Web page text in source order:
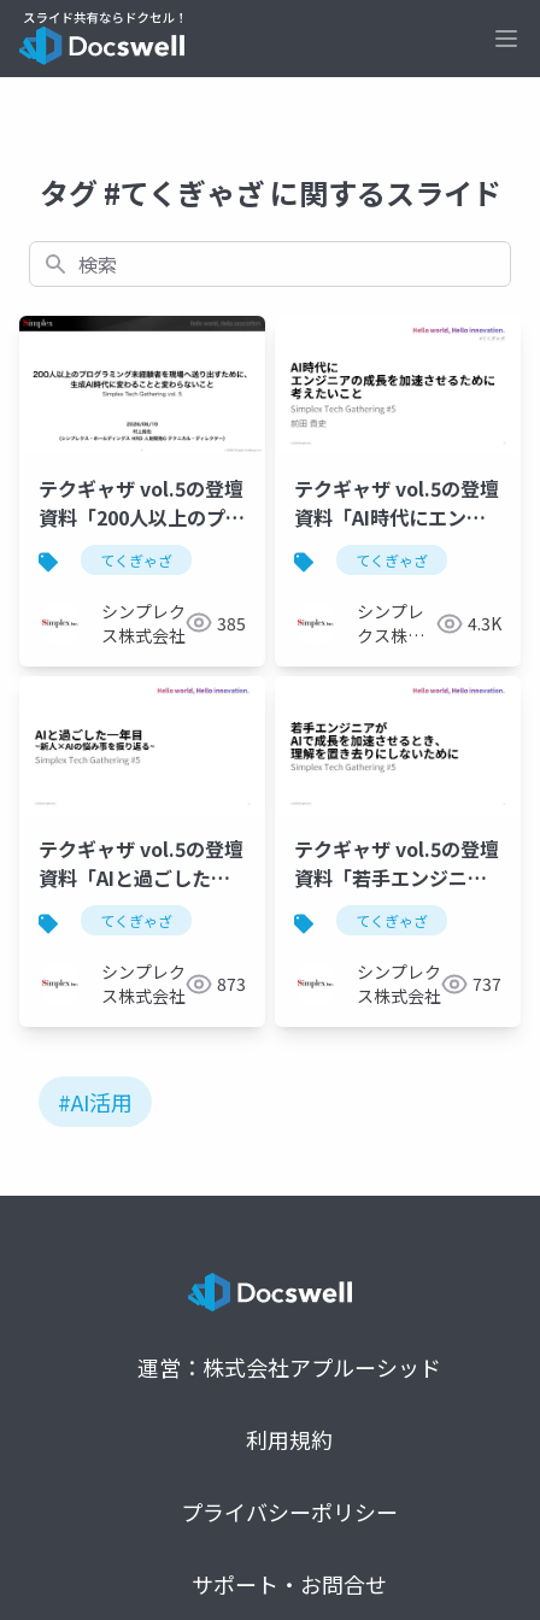
タグ #てくぎゃざ に関するスライド
検索
テクギャザ vol.5の登壇
資料「200人以上のプロ
グラミング未経験者を
現場へ送り出すため
に、生成AI時代に変わ
ることと変わらないこ
と」
てくぎゃざ
シンプレク
ス株式会社
385
テクギャザ vol.5の登壇
資料「AI時代にエンジ
ニアの成長を加速させ
るために考えたいこ
てくぎゃざ
シンプレ
クス株式
4.3K
テクギャザ vol.5の登壇
資料「AIと過ごした一
年目~新人×AIの悩み事
を振り返る~」
てくぎゃざ
シンプレク
ス株式会社
873
テクギャザ vol.5の登壇
資料「若手エンジニア
がAIで成長を加速させ
るとき、理解を置き去
りにしないために」
てくぎゃざ
シンプレク
ス株式会社
737
#AI活用
運営：株式会社アプルーシッド
利用規約
プライバシーポリシー
サポート・お問合せ